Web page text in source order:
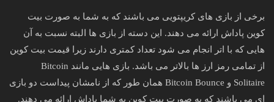
برخی از بازی های کریپتویی می باشند که به شما به صورت بیت
کوین پاداش ارائه می دهند‌. این دسته از بازی ها البته نسبت به آن
هایی که با اتر انجام می شود تعداد کمتری دارند زیرا قیمت بیت کوین
از تمامی رمز ارز ها بالاتر می باشد. بازی هایی مانند Bitcoin
Solitaire و Bitcoin Bounce همان طور که از نامشان پیداست دو بازی
ای می باشند که به صورت بیت کوین به شما پاداش ارائه می دهند.